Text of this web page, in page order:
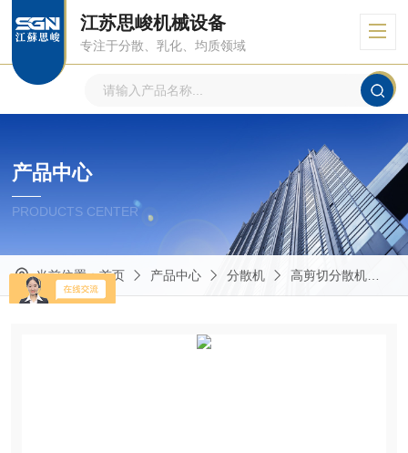
江苏思峻机械设备
专注于分散、乳化、均质领域
产品中心
PRODUCTS CENTER
当前位置：首页 产品中心 分散机 高剪切分散机